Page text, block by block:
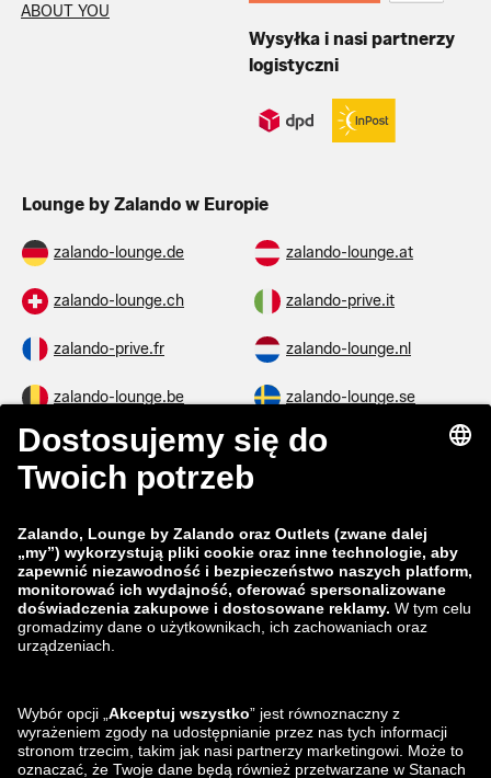
ABOUT YOU
Wysyłka i nasi partnerzy
logistyczni
Lounge by Zalando w Europie
zalando-lounge.de zalando-lounge.at
zalando-lounge.ch zalando-prive.it
zalando-prive.fr zalando-lounge.nl
zalando-lounge.be zalando-lounge.se
zalando-lounge.fi zalando-lounge.dk
zalando-lounge.co.uk
zalando-prive.es zalando-lounge.cz
zalando-lounge.lt zalando-lounge.sk
zalando-lounge.ro zalando-lounge.hr
zalando-lounge.lu zalando-lounge.ee